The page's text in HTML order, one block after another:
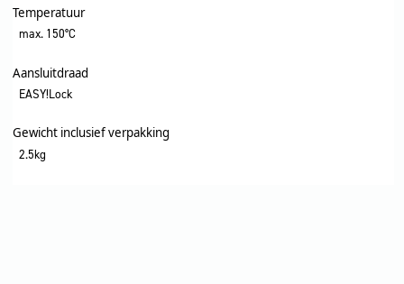
Temperatuur
max. 150°C
Aansluitdraad
EASY!Lock
Gewicht inclusief verpakking
2.5kg